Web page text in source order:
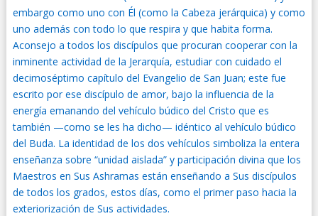
embargo como uno con Él (como la Cabeza jerárquica) y como
uno además con todo lo que respira y que habita forma.
Aconsejo a todos los discípulos que procuran cooperar con la
inminente actividad de la Jerarquía, estudiar con cuidado el
decimoséptimo capítulo del Evangelio de San Juan; este fue
escrito por ese discípulo de amor, bajo la influencia de la
energía emanando del vehículo búdico del Cristo que es
también —como se les ha dicho— idéntico al vehículo búdico
del Buda. La identidad de los dos vehículos simboliza la entera
enseñanza sobre “unidad aislada” y participación divina que los
Maestros en Sus Ashramas están enseñando a Sus discípulos
de todos los grados, estos días, como el primer paso hacia la
exteriorización de Sus actividades.